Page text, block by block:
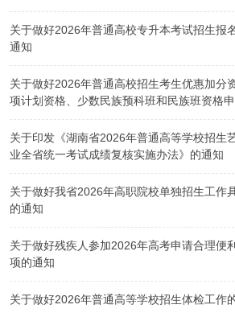
关于做好2026年普通高校专升本考试招生报
通知
关于做好2026年普通高校招生考生优惠加分
项计划资格、少数民族预科班和民族班资格申
关于印发《湖南省2026年普通高等学校招生
业全省统一考试成绩复核实施办法》的通知
关于做好我省2026年高职院校单独招生工作
的通知
关于做好残疾人参加2026年高考申请合理便
项的通知
关于做好2026年普通高等学校招生体检工作